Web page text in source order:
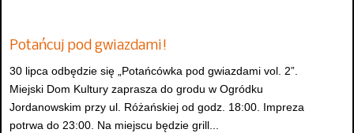
Potańcuj pod gwiazdami!
30 lipca odbędzie się „Potańcówka pod gwiazdami vol. 2”.
Miejski Dom Kultury zaprasza do grodu w Ogródku
Jordanowskim przy ul. Różańskiej od godz. 18:00. Impreza
potrwa do 23:00. Na miejscu będzie grill...